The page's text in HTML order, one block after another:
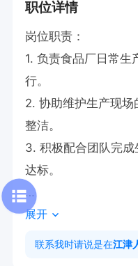
职位详情
岗位职责：
1. 负责食品厂日常生
行。
2. 协助维护生产现
整洁。
3. 积极配合团队完
达标。
任职要求：
1. 性别不限：40-52。
展开
联系我时请说是在江津